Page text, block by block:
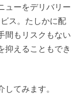
ューをデリバリー
ス。たしかに配
間もリスクもない
抑えることもでき
てみます。